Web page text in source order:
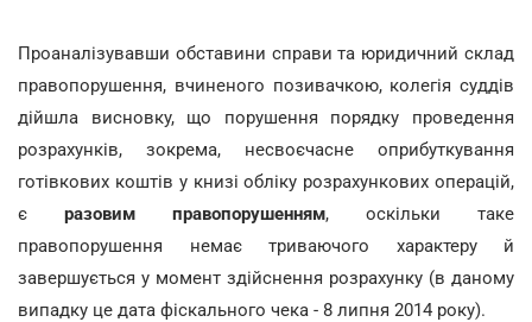
Проаналізувавши обставини справи та юридичний склад
правопорушення, вчиненого позивачкою, колегія суддів
дійшла висновку, що порушення порядку проведення
розрахунків, зокрема, несвоєчасне оприбуткування
готівкових коштів у книзі обліку розрахункових операцій,
є разовим правопорушенням, оскільки таке
правопорушення немає триваючого характеру й
завершується у момент здійснення розрахунку (в даному
випадку це дата фіскального чека - 8 липня 2014 року).